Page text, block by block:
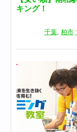
キング！
千葉, 柏市